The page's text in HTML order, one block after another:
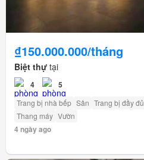
₫150.000.000/tháng
Biệt thự tại
4 5
Trang bị nhà bếp Sân Trang bị đầy đủ
Thang máy Vườn
4 ngày ago